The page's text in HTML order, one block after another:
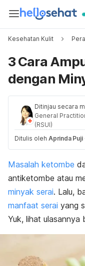
Kesehatan Kulit
3 Cara
dengan
Ditinjau secara
General
(RSUI)
Ditulis oleh Aprinda Puji
Masalah ketombe
antiketombe atau
minyak serai. Lalu,
manfaat serai yang
Yuk, lihat ulasannya